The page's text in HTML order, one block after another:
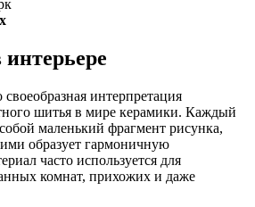
интерпретация
шитья в мире керамики. Каждый
маленький фрагмент рисунка,
образует гармоничную
часто используется для
комнат, прихожих и даже